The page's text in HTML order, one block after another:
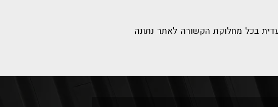
בכל מחלוקת הקשורה לאתר נתונה